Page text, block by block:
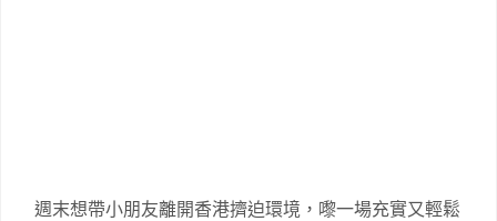
週末想帶小朋友離開香港擠迫環境，嚟一場充實又輕鬆